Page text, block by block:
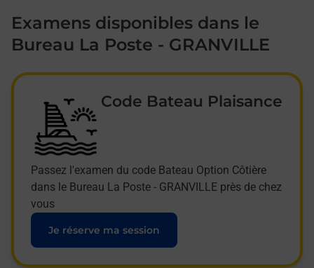
Examens disponibles dans le
Bureau La Poste - GRANVILLE
Code Bateau Plaisance
Passez l'examen du code Bateau Option Côtière
dans le Bureau La Poste - GRANVILLE près de chez
vous
Je réserve ma session